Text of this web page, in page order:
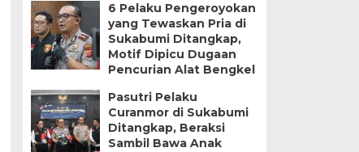
6 Pelaku Pengeroyokan
yang Tewaskan Pria di
Sukabumi Ditangkap,
Motif Dipicu Dugaan
Pencurian Alat Bengkel
Pasutri Pelaku
Curanmor di Sukabumi
Ditangkap, Beraksi
Sambil Bawa Anak